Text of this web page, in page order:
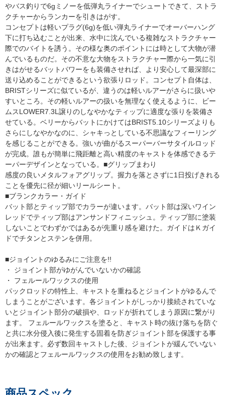
バス釣りで6gミノーを低弾丸ライナーでシュートできて、ストラ
クチャーからランカーを引きはがす。
コンセプトは軽いプラグ(6g)を低い弾丸ライナーでオーバーハング
下に打ち込むことが出来、水中に沈んでいる複雑なストラクチャー
際でのバイトを誘う。その様な奥のポイントには時として大物が潜
んでいるものだ。その不意な大物をストラクチャー際から一気に引
きはがせるバットパワーをも装備させれば、より安心して最深部に
送り込めることができるという欲張りロッド。コンセプト自体は、
BRISTシリーズに似ているが、違うのは軽いルアーがさらに扱い
すいところ。その軽いルアーの扱いを無理なく使えるように、ビー
ムスLOWER7.3L譲りのしなやかなティップに適度な張りを装備さ
せている。ベリーからバットにかけてはBRIST5.10シリーズよりも
さらにしなやかなのに、シャキっとしている不思議なフィーリング
を感じることができる。強いが曲がるスーパーバーサタイルロッド
が完成。誰もが簡単に飛距離と高い精度のキャストを体感できるテ
ーパーデザインとなっている。■グリップまわり
感度の良いメタルフォアグリップ。握力を落とさずに1日投げきれる
ことを優先に径が細いリールシート。
■ブランクカラー・ガイド
バット部とティップ部でカラーが違います。バット部は深いワイン
レッドでティップ部はアンサンドフィニッシュ。ティップ部に塗装
しないことでわずかではあるが先重り感を避けた。ガイドはＫガイ
ドでチタンとステンを併用。
■ジョイントのゆるみにご注意を!!
・ ジョイント部がゆがんでいないかの確認
・ フェルールワックスの使用
パックロッドの特性上、キャストを重ねるとジョイントがゆるんで
しまうことがございます。各ジョイントがしっかり接続されていな
いとジョイント部分の破損や、ロッドが折れてしまう原因に繋がり
ます。 フェルールワックスを塗ると、キャスト時の抜け落ちを防ぐ
と共に水分侵入後に発生する固着を防ぎジョイント部を保護する事
が出来ます。必ず数回キャストした後、ジョイントが緩んでいない
かの確認とフェルールワックスの使用をお勧め致します。